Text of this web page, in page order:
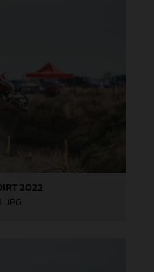
2022
.JPG